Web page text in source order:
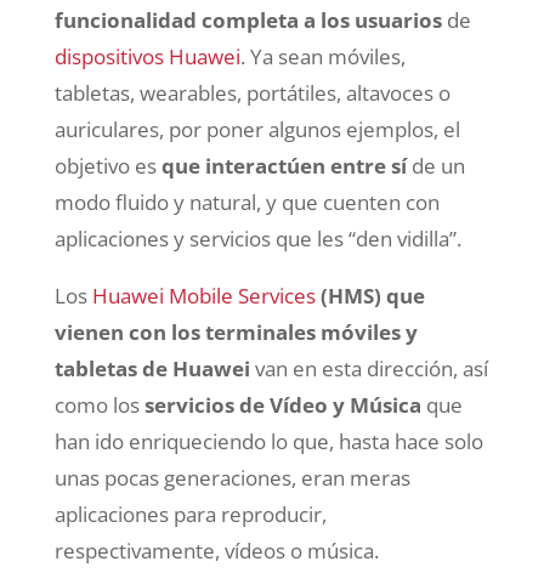
funcionalidad completa a los usuarios de
dispositivos Huawei. Ya sean móviles,
tabletas, wearables, portátiles, altavoces o
auriculares, por poner algunos ejemplos, el
objetivo esque interactúen entre síde un
modo fluido y natural, y que cuenten con
aplicaciones y servicios que les “den vidilla”.
Los Huawei Mobile Services(HMS) que
vienen con los terminales móviles y
tabletas de Huawei van en esta dirección, así
como losservicios de Vídeo y Música que
han ido enriqueciendo lo que, hasta hace solo
unas pocas generaciones, eran meras
aplicaciones para reproducir,
respectivamente, vídeos o música.